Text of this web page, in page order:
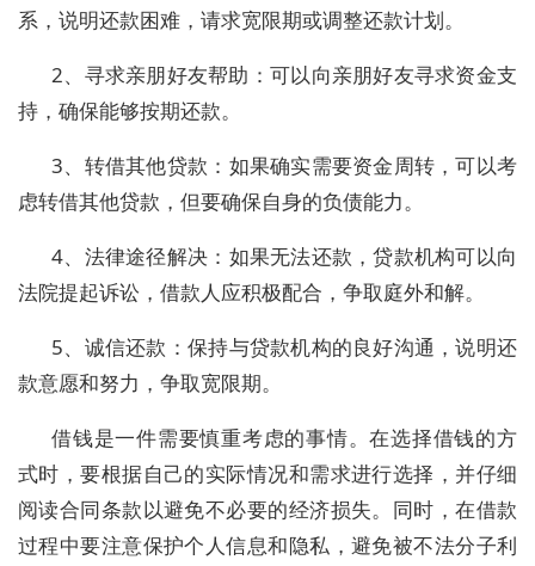
系，说明还款困难，请求宽限期或调整还款计划。
‌2、寻求亲朋好友帮助‌：可以向亲朋好友寻求资金支
持，确保能够按期还款。
‌3、转借其他贷款‌：如果确实需要资金周转，可以考
虑转借其他贷款，但要确保自身的负债能力。
‌4、法律途径解决‌：如果无法还款，贷款机构可以向
法院提起诉讼，借款人应积极配合，争取庭外和解。
‌5、诚信还款‌：保持与贷款机构的良好沟通，说明还
款意愿和努力，争取宽限期。
借钱是一件需要慎重考虑的事情。在选择借钱的方
式时，要根据自己的实际情况和需求进行选择，并仔细
阅读合同条款以避免不必要的经济损失。同时，在借款
过程中要注意保护个人信息和隐私，避免被不法分子利